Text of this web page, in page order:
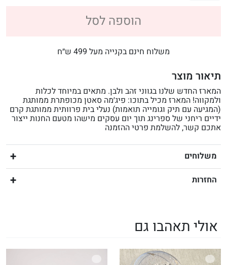
הוספה לסל
משלוח חינם בקנייה מעל 499 ש״ח
תיאור מוצר
המארז החדש שלנו בגווני זהב ולבן. מתאים במיוחד לכלות
ולמקווה! המארז מכיל בתוכו: פיג׳מה סאטן מכופתרת ממותגת
(המגיעה עם תיק וגומייה תואמות) נעלי בית פרוותית ממותגת קרם
ידיים ריחני של ספרינג תוך יום עסקים מישהו מטעם החנות ייצור
אתכם קשר, להשלמת פרטי ההזמנה
משלוחים
החזרות
אולי תאהבו גם